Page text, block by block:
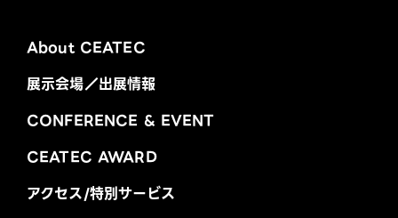
About CEATEC
展示会場／出展情報
CONFERENCE & EVENT
CEATEC AWARD
アクセス/特別サービス